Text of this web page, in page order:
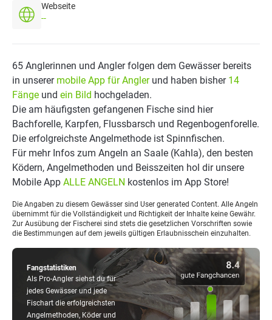
Webseite
--
Fangstatistiken
Als Pro-Angler siehst du für
jedes Gewässer und jede
Fischart die erfolgreichsten
Angelmethoden, Köder und
65 Anglerinnen und Angler folgen dem Gewässer bereits
in unserer mobile App für Anglerund haben bisher 14
Fänge und ein Bild hochgeladen.
Die am häufigsten gefangenen Fische sind hier
Bachforelle, Karpfen, Flussbarsch und Regenbogenforelle.
Die erfolgreichste Angelmethode ist Spinnfischen.
Für mehr Infos zum Angeln an Saale (Kahla), den besten
Ködern, Angelmethoden und Beisszeiten hol dir unsere
Mobile App ALLE ANGELN kostenlos im App Store!
Die Angaben zu diesem Gewässer sind User generated Content. Alle Angeln
übernimmt für die Vollständigkeit und Richtigkeit der Inhalte keine Gewähr.
Zur Ausübung der Fischerei sind stets die gesetzlichen Vorschriften sowie
die Bestimmungen auf dem jeweils gültigen Erlaubnisschein einzuhalten.